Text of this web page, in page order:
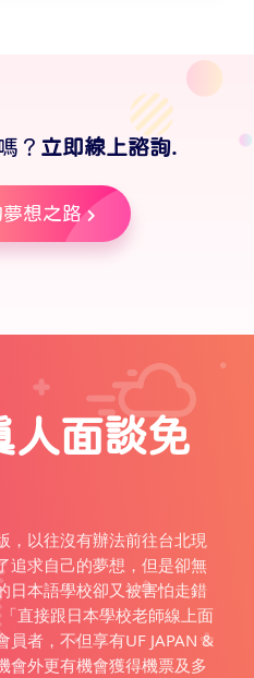
？ 立即線上諮詢.
想之路
人面談免
，以往沒有辦法前往台北現
追求自己的夢想，但是卻無
日本語學校卻又被害怕走錯
直接跟日本學校老師線上面
者，不但享有UF JAPAN &
會外更有機會獲得機票及多